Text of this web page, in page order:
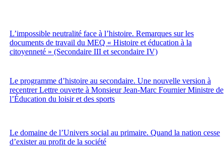
L’impossible neutralité face à l’histoire. Remarques sur les
documents de travail du MEQ « Histoire et éducation à la
citoyenneté » (Secondaire III et secondaire IV)
Le programme d’histoire au secondaire. Une nouvelle version à
recentrer Lettre ouverte à Monsieur Jean-Marc Fournier Ministre de
l’Éducation du loisir et des sports
Le domaine de l’Univers social au primaire. Quand la nation cesse
d’exister au profit de la société